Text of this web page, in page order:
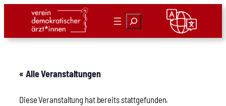
Suchen
« Alle Veranstaltungen
Diese Veranstaltung hat bereits stattgefunden.